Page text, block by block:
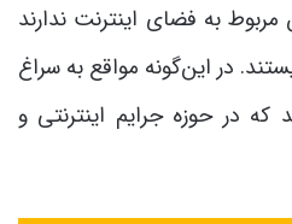
مربوط به فضای اینترنت ندارند
در این‌گونه مواقع به سراغ
در حوزه جرایم اینترنتی و